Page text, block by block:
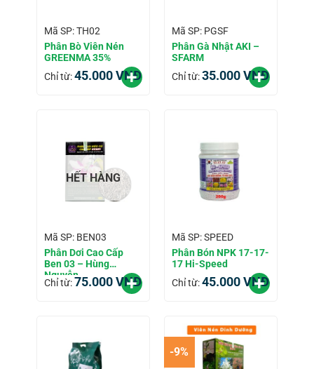
Mã SP: TH02
Phân Bò Viên Nén
GREENMA 35%
Chỉ từ:45.000VNĐ
Mã SP: PGSF
Phân Gà Nhật AKI –
SFARM
Chỉ từ:35.000VNĐ
HẾT HÀNG
Mã SP: BEN03
Phân Dơi Cao Cấp
Ben 03 – Hùng
Nguyễn
Chỉ từ:75.000VNĐ
Mã SP: SPEED
Phân Bón NPK 17-17-
17 Hi-Speed
Chỉ từ:45.000VNĐ
-9%